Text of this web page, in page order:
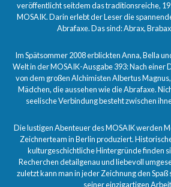
veröffentlicht seitdem das traditionsreiche,
MOSAIK. Darin erlebt der Leser die
Abrafaxe. Das sind: Abrax,
Im Spätsommer 2008 erblickten Anna, Bella
Welt in der MOSAIK-Ausgabe 393: Nach einer
von dem großen Alchimisten Albertus
Mädchen, die aussehen wie die Abrafaxe.
seelische Verbindung besteht zwischen
Die lustigen Abenteuer des MOSAIK werden
Zeichnerteam in Berlin produziert.
kulturgeschichtliche Hintergründe finden
Recherchen detailgenau und liebevoll
zuletzt kann man in jeder Zeichnung den Spaß
seiner einzigartigen